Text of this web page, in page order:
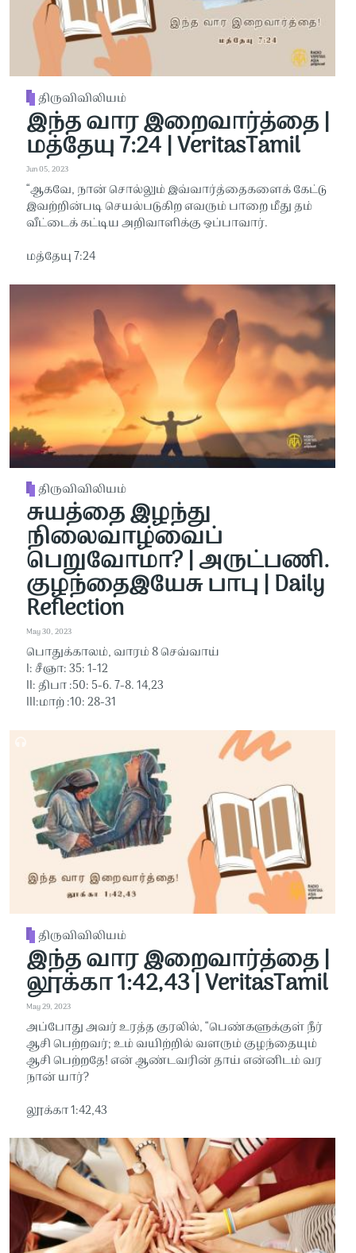
திருவிவிலியம்
இந்த வார இறைவார்த்தை |
மத்தேயு 7:24 | VeritasTamil
Jun 05, 2023
“ஆகவே, நான் சொல்லும் இவ்வார்த்தைகளைக் கேட்டு
இவற்றின்படி செயல்படுகிற எவரும் பாறை மீது தம்
வீட்டைக் கட்டிய அறிவாளிக்கு ஒப்பாவார்.
மத்தேயு 7:24
திருவிவிலியம்
சுயத்தை இழந்து
நிலைவாழ்வைப்
பெறுவோமா? | அருட்பணி.
குழந்தைஇயேசு பாபு | Daily
Reflection
May 30, 2023
பொதுக்காலம், வாரம் 8 செவ்வாய்
I: சீஞா: 35: 1-12
II: திபா :50: 5-6. 7-8. 14,23
III:மாற் :10: 28-31
திருவிவிலியம்
இந்த வார இறைவார்த்தை |
லூக்கா 1:42,43 | VeritasTamil
May 29, 2023
அப்போது அவர் உரத்த குரலில், “பெண்களுக்குள் நீர்
ஆசி பெற்றவர்; உம் வயிற்றில் வளரும் குழந்தையும்
ஆசி பெற்றதே! என் ஆண்டவரின் தாய் என்னிடம் வர
நான் யார்?
லூக்கா 1:42,43